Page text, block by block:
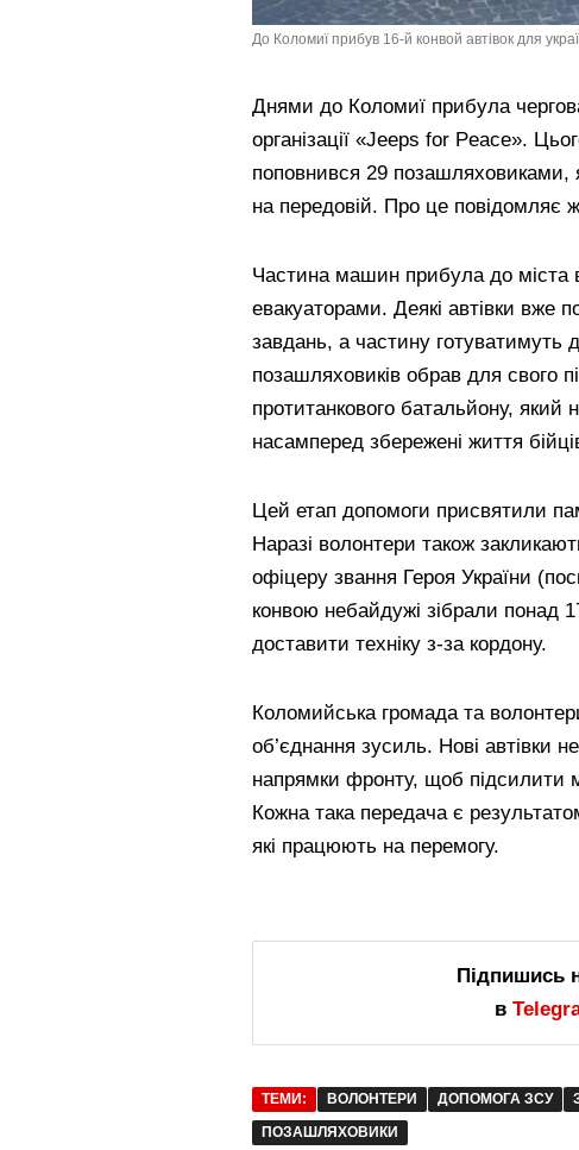
До Коломиї прибув 16-й конвой автівок для
Днями до Коломиї прибула
організації «Jeeps for Peace».
поповнився 29 позашляховиками,
на передовій. Про це повідомляє
Частина машин прибула до міста
евакуаторами. Деякі автівки вже
завдань, а частину готуватимуть
позашляховиків обрав для свого
протитанкового батальйону,
насамперед збережені життя
Цей етап допомоги присвятили
Наразі волонтери також
офіцеру звання Героя України
конвою небайдужі зібрали понад
доставити техніку з-за кордону.
Коломийська громада та
об’єднання зусиль. Нові автівки
напрямки фронту, щоб підсилити
Кожна така передача є
які працюють на перемогу.
Підпишись
в
ТЕМИ: ВОЛОНТЕРИ ДОПОМОГА ЗСУ
ПОЗАШЛЯХОВИКИ